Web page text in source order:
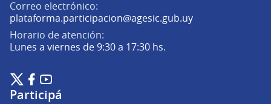
Correo electrónico:
plataforma.participacion@agesic.gub.uy(Abrir en una
Horario de atención:
Lunes a viernes de 9:30 a 17:30 hs.
Plataforma de Participación Ciudadana Digital en X
(Enlace externo)
Plataforma de Participación Ciudadana Digital en Facebook
(Enlace externo)
Plataforma de Participación Ciudadana Digital en
(Enlace externo)
Participá